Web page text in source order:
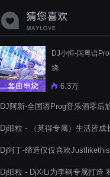
套曲串烧
DJ小恒-国粤语
烧
6.3万
DJ阿新-全国语Prog音乐酒零后
Dj细粒 - （莫得专属）生活皆成
Dj阿丁-缔造仅仅喜欢
Dj细粒 - DjXiLi为李钢专属打造